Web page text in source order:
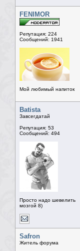
FENIMOR
Репутация: 224
Сообщений: 1941
Мой любимый напиток
Batista
Завсегдатай
Репутация: 53
Сообщений: 494
Просто надо шевелить
мозгой 8)
Safron
Житель форума